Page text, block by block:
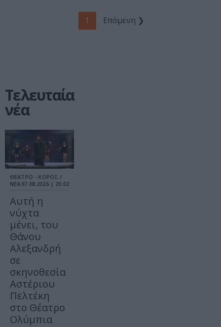
1 Επόμενη ❯
Τελευταία
νέα
ΘΕΑΤΡΟ - ΧΟΡΟΣ /
ΝΕΑ 07.08.2026 | 20.02
Αυτή η
νύχτα
μένει, του
Θάνου
Αλεξανδρή
σε
σκηνοθεσία
Αστέριου
Πελτέκη
στο Θέατρο
Ολύμπια